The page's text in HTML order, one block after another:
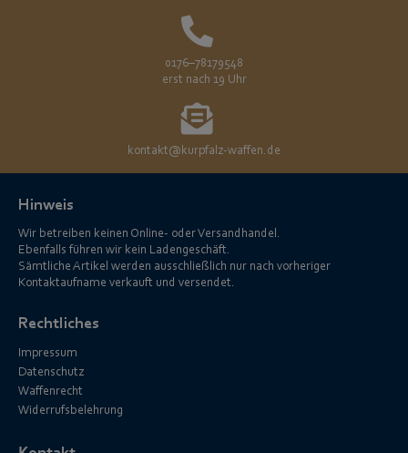
0176–78179548
erst nach 19 Uhr
kontakt@kurpfalz-waffen.de
Hinweis
Wir betreiben keinen Online- oder Versandhandel.
Ebenfalls führen wir kein Ladengeschäft.
Sämtliche Artikel werden ausschließlich nur nach vorheriger
Kontaktaufname verkauft und versendet.
Rechtliches
Impressum
Datenschutz
Waffenrecht
Widerrufsbelehrung